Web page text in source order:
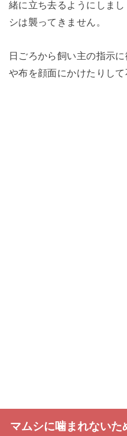
緒に立ち去るようにしま
シは襲ってきません。
日ごろから飼い主の指示
や布を顔面にかけたりして
マムシに噛まれないた